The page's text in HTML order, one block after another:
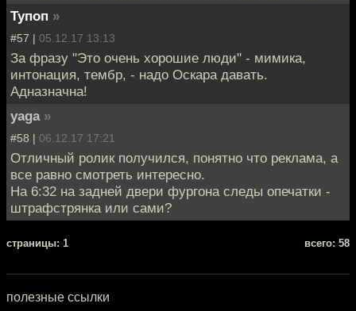
Тупоп »
#57 | 05.12.17 13:13
За фразу "Это очень хорошие люди" - мимика,
интонация, тембр, - надо Оскара давать.
Адназначна!
yaga »
#58 | 06.12.17 17:21
Отличный ролик получился, понятно что реклама, а
все равно смотреть интересно.
На 6:32 на задней двери фургона следы опечатки -
штрафстрянка или сами?
cтраницы: 1 всего: 58
полезные ссылки